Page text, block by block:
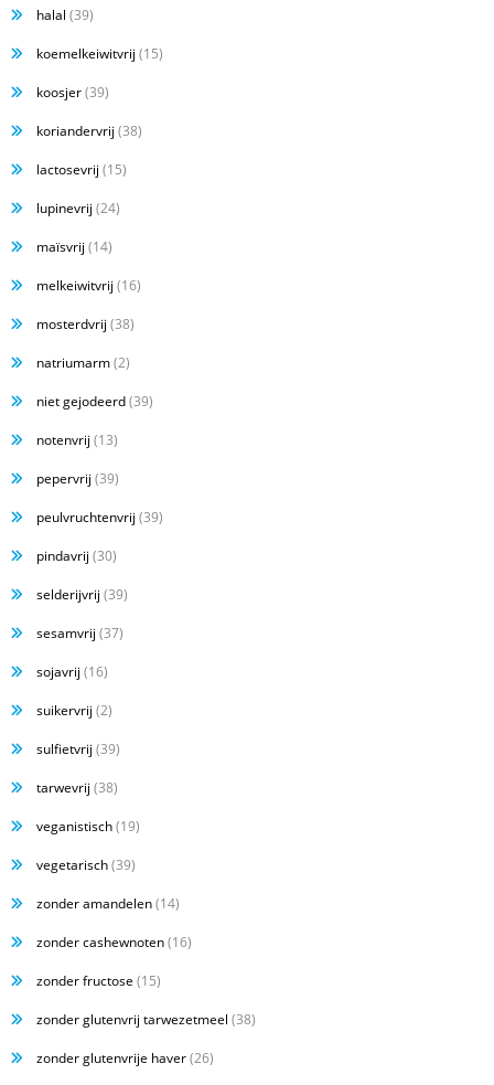
halal (39)
koemelkeiwitvrij (15)
koosjer(39)
koriandervrij (38)
lactosevrij (15)
lupinevrij (24)
maïsvrij (14)
melkeiwitvrij (16)
mosterdvrij (38)
natriumarm(2)
niet gejodeerd(39)
notenvrij (13)
pepervrij (39)
peulvruchtenvrij (39)
pindavrij (30)
selderijvrij (39)
sesamvrij (37)
sojavrij (16)
suikervrij (2)
sulfietvrij (39)
tarwevrij (38)
veganistisch(19)
vegetarisch(39)
zonder amandelen(14)
zonder cashewnoten(16)
zonder fructose (15)
zonder glutenvrij tarwezetmeel (38)
zonder glutenvrije haver(26)